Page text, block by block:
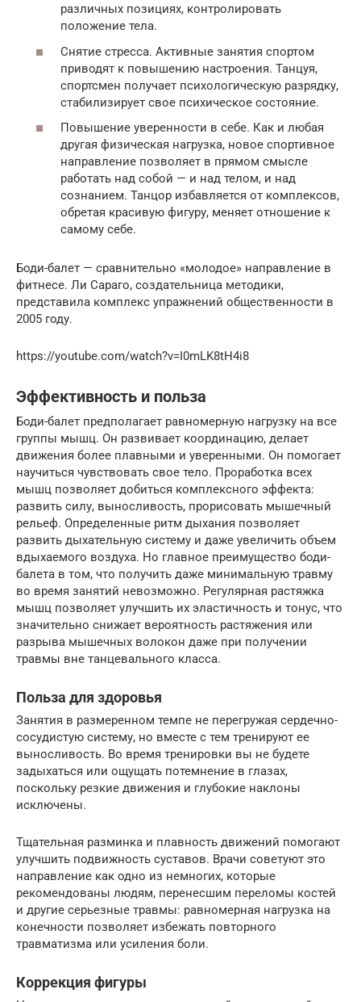
различных позициях, контролировать
положение тела.
Снятие стресса. Активные занятия спортом
приводят к повышению настроения. Танцуя,
спортсмен получает психологическую разрядку,
стабилизирует свое психическое состояние.
Повышение уверенности в себе. Как и любая
другая физическая нагрузка, новое спортивное
направление позволяет в прямом смысле
работать над собой — и над телом, и над
сознанием. Танцор избавляется от комплексов,
обретая красивую фигуру, меняет отношение к
самому себе.
Боди-балет — сравнительно «молодое» направление в
фитнесе. Ли Сараго, создательница методики,
представила комплекс упражнений общественности в
2005 году.
https://youtube.com/watch?v=I0mLK8tH4i8
Эффективность и польза
Боди-балет предполагает равномерную нагрузку на все
группы мышц. Он развивает координацию, делает
движения более плавными и уверенными. Он помогает
научиться чувствовать свое тело. Проработка всех
мышц позволяет добиться комплексного эффекта:
развить силу, выносливость, прорисовать мышечный
рельеф. Определенные ритм дыхания позволяет
развить дыхательную систему и даже увеличить объем
вдыхаемого воздуха. Но главное преимущество боди-
балета в том, что получить даже минимальную травму
во время занятий невозможно. Регулярная растяжка
мышц позволяет улучшить их эластичность и тонус, что
значительно снижает вероятность растяжения или
разрыва мышечных волокон даже при получении
травмы вне танцевального класса.
Польза для здоровья
Занятия в размеренном темпе не перегружая сердечно-
сосудистую систему, но вместе с тем тренируют ее
выносливость. Во время тренировки вы не будете
задыхаться или ощущать потемнение в глазах,
поскольку резкие движения и глубокие наклоны
исключены.
Тщательная разминка и плавность движений помогают
улучшить подвижность суставов. Врачи советуют это
направление как одно из немногих, которые
рекомендованы людям, перенесшим переломы костей
и другие серьезные травмы: равномерная нагрузка на
конечности позволяет избежать повторного
травматизма или усиления боли.
Коррекция фигуры